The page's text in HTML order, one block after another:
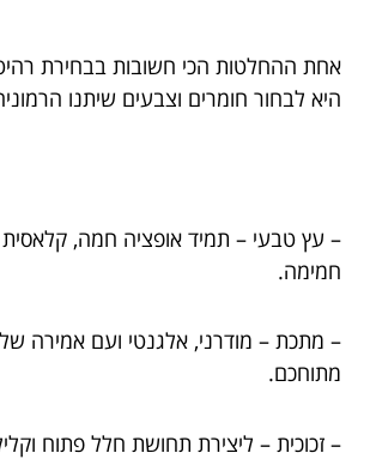
אחת ההחלטות הכי חשובות בבחירת
היא לבחור חומרים וצבעים שיתנו
– עץ טבעי – תמיד אופציה חמה, קלאסית
חמימה.
– מתכת – מודרני, אלגנטי ועם אמירה
מתוחכם.
– זכוכית – ליצירת תחושת חלל פתוח